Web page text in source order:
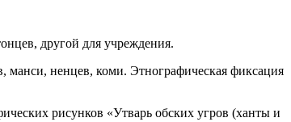
другой для учреждения.
манси, ненцев, коми. Этнографическая фиксация
рисунков «Утварь обских угров (ханты и